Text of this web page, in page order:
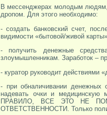
В мессенджерах молодым людям,
дропом. Для этого необходимо:
- создать банковский счет,
видимости «бытовой/живой
- получить денежные
злоумышленникам. Заработок –
- куратор руководит
- при обналичивании денежных
надевать очки и медицинскую
ПРАВИЛО, ВСЕ ЭТО НЕ
ОТВЕТСТВЕННОСТИ. Только